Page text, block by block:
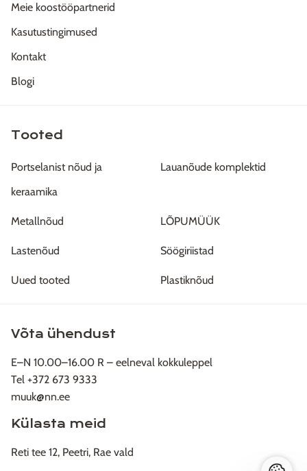
Meie koostööpartnerid
Kasutustingimused
Kontakt
Blogi
Tooted
Portselanist nõud ja
keraamika
Lauanõude komplektid
Metallnõud LÕPUMÜÜK
Lastenõud Söögiriistad
Uued tooted Plastiknõud
Võta ühendust
E–N 10.00–16.00 R – eelneval kokkuleppel
Tel +372 673 9333
muuk@nn.ee
Külasta meid
Reti tee 12, Peetri, Rae vald